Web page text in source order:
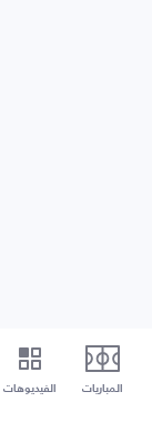
المباريات الفيديوهات